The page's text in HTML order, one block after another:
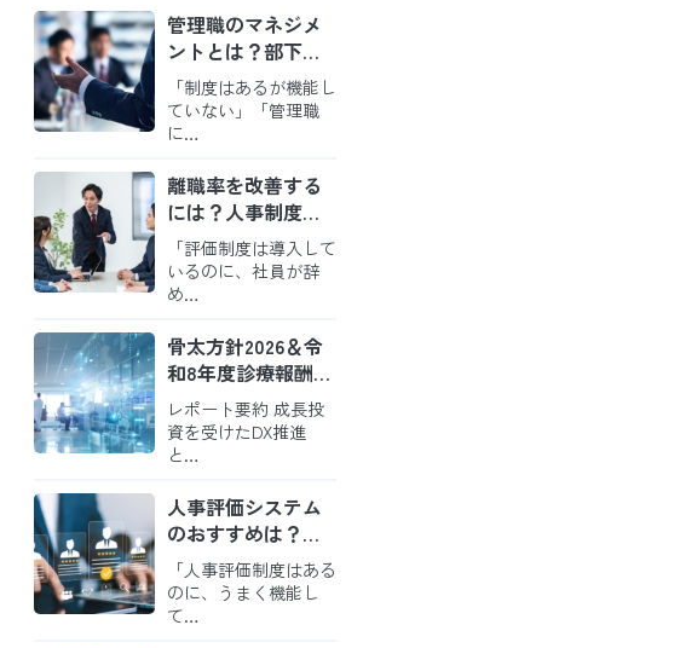
管理職のマネジメ
ントとは？部下が
育ち定着するチー
ムをつくる実践の
ポイント
「制度はあるが機能し
ていない」「管理職
に…
離職率を改善する
には？人事制度・
評価・職場環境か
ら考えるアプロー
チ
「評価制度は導入して
いるのに、社員が辞
め…
骨太方針2026＆令
和8年度診療報酬改
定から読み解く今
後の病院経営
レポート要約 成長投
資を受けたDX推進
と…
人事評価システム
のおすすめは？導
入のメリットと比
較のポイントを解
説
「人事評価制度はある
のに、うまく機能し
て…